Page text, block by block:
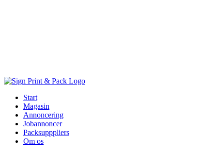
Start
Magasin
Annoncering
Jobannoncer
Packsupppliers
Om os